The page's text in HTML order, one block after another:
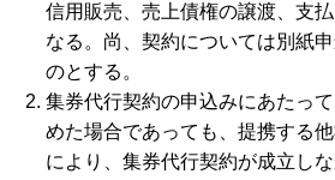
信用販売、売上債権の譲渡、支
なる。尚、契約については別紙
のとする。
集券代行契約の申込みにあたっ
めた場合であっても、提携する
により、集券代行契約が成立し